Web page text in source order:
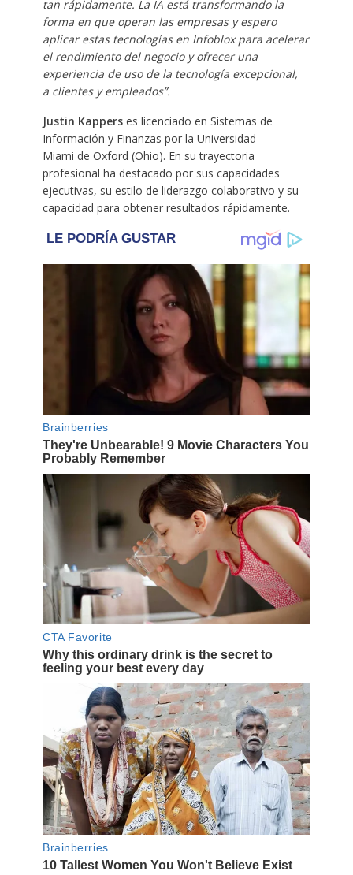
tan rápidamente. La IA está transformando la
forma en que operan las empresas y espero
aplicar estas tecnologías en Infoblox para acelerar
el rendimiento del negocio y ofrecer una
experiencia de uso de la tecnología excepcional,
a clientes y empleados”.
Justin Kapperses licenciado en Sistemas de
Información y Finanzas por la Universidad
Miami de Oxford (Ohio). En su trayectoria
profesional ha destacado por sus capacidades
ejecutivas, su estilo de liderazgo colaborativo y su
capacidad para obtener resultados rápidamente.